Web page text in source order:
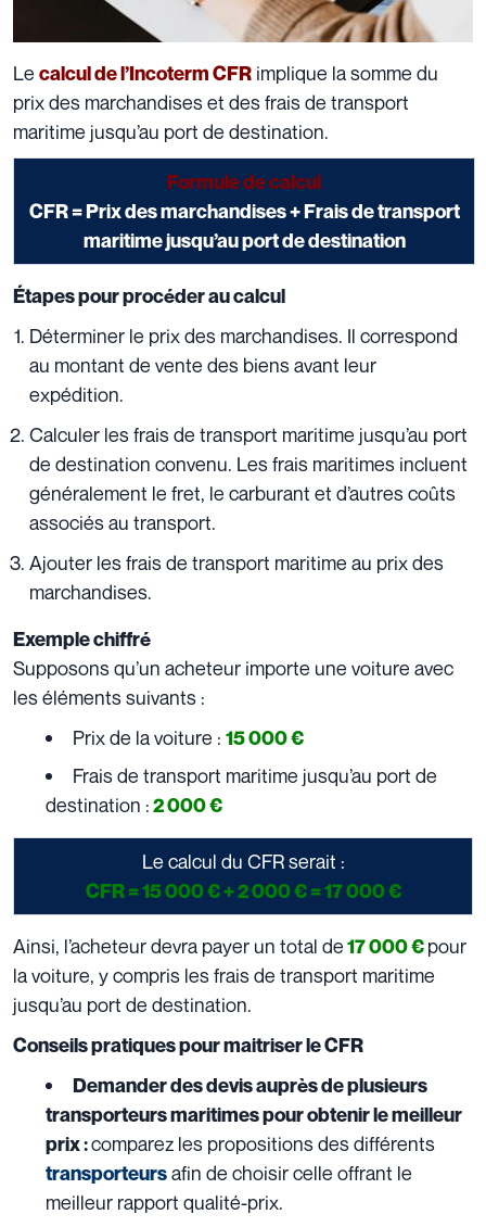
Le calcul de l’Incoterm CFR implique la somme du
prix des marchandises et des frais de transport
maritime jusqu’au port de destination.
Formule de calcul
CFR = Prix des marchandises + Frais de transport
maritime jusqu’au port de destination
Étapes pour procéder au calcul
Déterminer le prix des marchandises. Il correspond
au montant de vente des biens avant leur
expédition.
Calculer les frais de transport maritime jusqu’au port
de destination convenu. Les frais maritimes incluent
généralement le fret, le carburant et d’autres coûts
associés au transport.
Ajouter les frais de transport maritime au prix des
marchandises.
Exemple chiffré
Supposons qu’un acheteur importe une voiture avec
les éléments suivants :
Prix de la voiture : 15 000 €
Frais de transport maritime jusqu’au port de
destination :2 000 €
Le calcul du CFR serait :
CFR = 15 000 € + 2 000 € = 17 000 €
Ainsi, l’acheteur devra payer un total de17 000 €pour
la voiture, y compris les frais de transport maritime
jusqu’au port de destination.
Conseils pratiques pour maitriser le CFR
Demander des devis auprès de plusieurs
transporteurs maritimes pour obtenir le meilleur
prix :comparez les propositions des différents
transporteursafin de choisir celle offrant le
meilleur rapport qualité-prix.